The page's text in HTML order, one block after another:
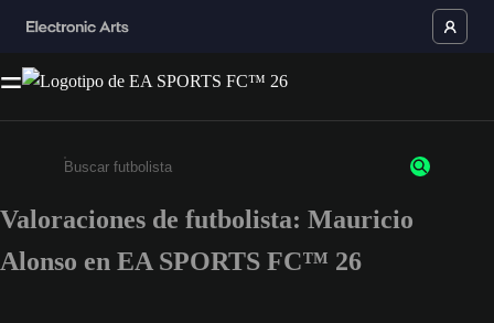
Escribe un mínimo de 3 caracteres o números.
Valoraciones de futbolista: Mauricio
Alonso en EA SPORTS FC™ 26